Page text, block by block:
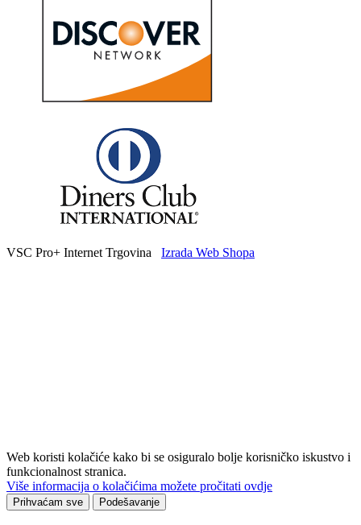
VSC Pro+ Internet Trgovina Izrada Web Shopa
Web koristi kolačiće kako bi se osiguralo bolje korisničko iskustvo i
funkcionalnost stranica.
Više informacija o kolačićima možete pročitati ovdje
Prihvaćam sve Podešavanje